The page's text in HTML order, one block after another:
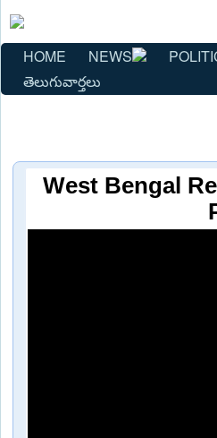
HOME NEWS
తెలుగువార్తలు
West Bengal